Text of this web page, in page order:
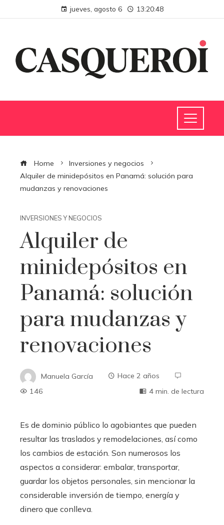
jueves, agosto 6 13:20:49
Home
Inversiones y negocios
Alquiler de minidepósitos en Panamá: solución para
mudanzas y renovaciones
INVERSIONES Y NEGOCIOS
Alquiler de
minidepósitos en
Panamá: solución
para mudanzas y
renovaciones
Manuela García
Hace 2 años
146
4 min. de lectura
Es de dominio público lo agobiantes que pueden
resultar las traslados y remodelaciones, así como
los cambios de estación. Son numerosos los
aspectos a considerar: embalar, transportar,
guardar los objetos personales, sin mencionar la
considerable inversión de tiempo, energía y
dinero que conlleva.